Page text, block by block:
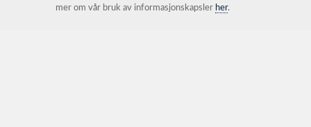
mer om vår bruk av informasjonskapsler her.